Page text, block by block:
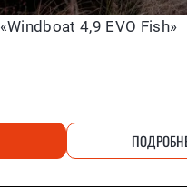
4,9 EVO Fish»